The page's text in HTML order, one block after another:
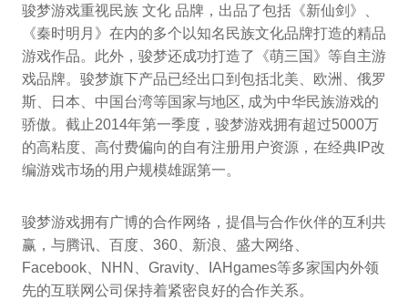
骏梦游戏重视民族 文化 品牌，出品了包括《新仙剑》、
《秦时明月》在内的多个以知名民族文化品牌打造的精品
游戏作品。此外，骏梦还成功打造了《萌三国》等自主游
戏品牌。骏梦旗下产品已经出口到包括北美、欧洲、俄罗
斯、日本、中国台湾等国家与地区, 成为中华民族游戏的
骄傲。截止2014年第一季度，骏梦游戏拥有超过5000万
的高粘度、高付费偏向的自有注册用户资源，在经典IP改
编游戏市场的用户规模雄踞第一。
骏梦游戏拥有广博的合作网络，提倡与合作伙伴的互利共
赢，与腾讯、百度、360、新浪、盛大网络、
Facebook、NHN、Gravity、IAHgames等多家国内外领
先的互联网公司保持着紧密良好的合作关系。